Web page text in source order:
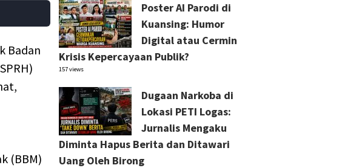
Badan
(BBM)
Poster AI Parodi di
Kuansing: Humor
Digital atau Cermin
Krisis Kepercayaan Publik?
157 views
Dugaan Narkoba di
Lokasi PETI Logas:
Jurnalis Mengaku
Diminta Hapus Berita dan Ditawari
Uang Oleh Birong